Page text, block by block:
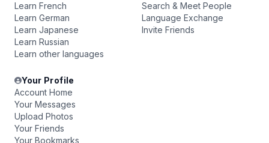
Learn French
Learn German
Learn Japanese
Learn Russian
Learn other languages
Search & Meet People
Language Exchange
Invite Friends
Your Profile
Account Home
Your Messages
Upload Photos
Your Friends
Your Bookmarks